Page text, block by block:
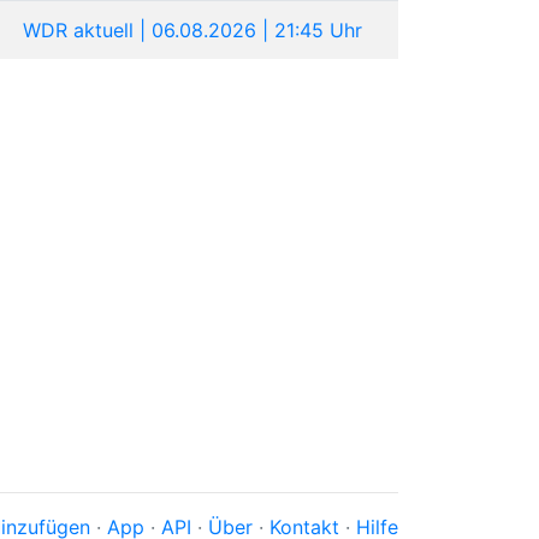
WDR aktuell | 06.08.2026 | 21:45 Uhr
· App · API · Über · Kontakt · Hilfe